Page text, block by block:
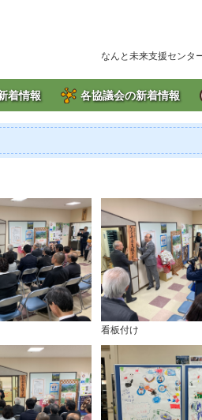
なんと未来支援センタ
着情報 各協議会の新着情報
看板付け